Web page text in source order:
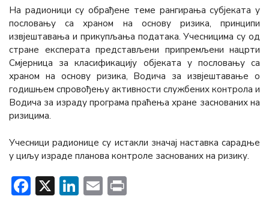
На радионици су обрађене теме рангирања субјеката у
пословању са храном на основу ризика, принципи
извјештавања и прикупљања података. Учесницима су од
стране експерата представљени припремљени нацрти
Смјерница за класификацију објеката у пословању са
храном на основу ризика, Водича за извјештавање о
годишњем спровођењу активности службених контрола и
Водича за израду програма праћења хране заснованих на
ризицима.
Учесници радионице су истакли значај наставка сарадње
у циљу израде планова контроле заснованих на ризику.
Facebook
X LinkedIn
Email